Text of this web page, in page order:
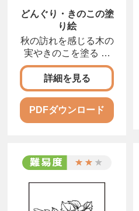
どんぐり・きのこの塗
り絵
秋の訪れを感じる木の
実やきのこを塗る 秋
の訪れを感じる、どん
詳細を見る
PDFダウンロード